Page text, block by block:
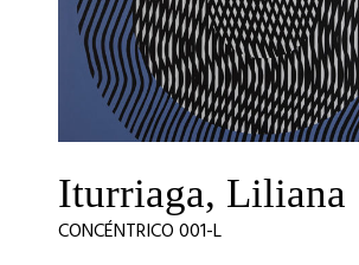
Iturriaga, Liliana
CONCÉNTRICO 001-L